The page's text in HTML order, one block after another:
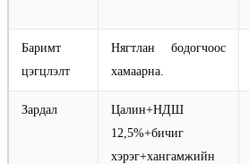
Баримт
цэгцлэлт
Нягтлан бодогчоос
хамаарна.
Зардал
Цалин+НДШ
12,5%+бичиг
хэрэг+хангамжийн